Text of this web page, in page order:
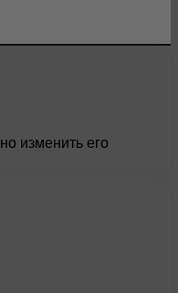
изменить его